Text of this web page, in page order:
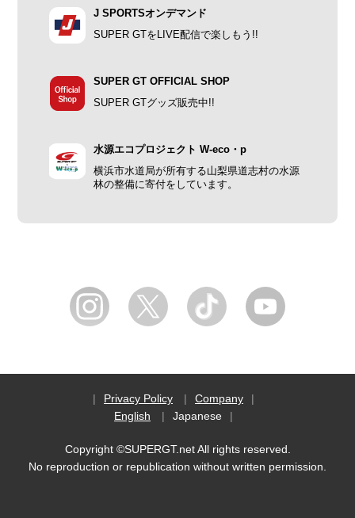
J SPORTSオンデマンド
SUPER GTをLIVE配信で楽しもう!!
SUPER GT OFFICIAL SHOP
SUPER GTグッズ販売中!!
水源エコプロジェクト W-eco・p
横浜市水道局が所有する山梨県道志村の水源
林の整備に寄付をしています。
Privacy Policy
Company
English
Japanese
Copyright ©SUPERGT.net All rights reserved.
No reproduction or republication without written permission.